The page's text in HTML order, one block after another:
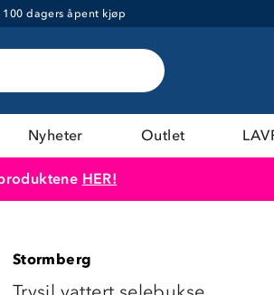
100 dagers åpent kjøp
Nyheter Outlet
HER!
Stormberg